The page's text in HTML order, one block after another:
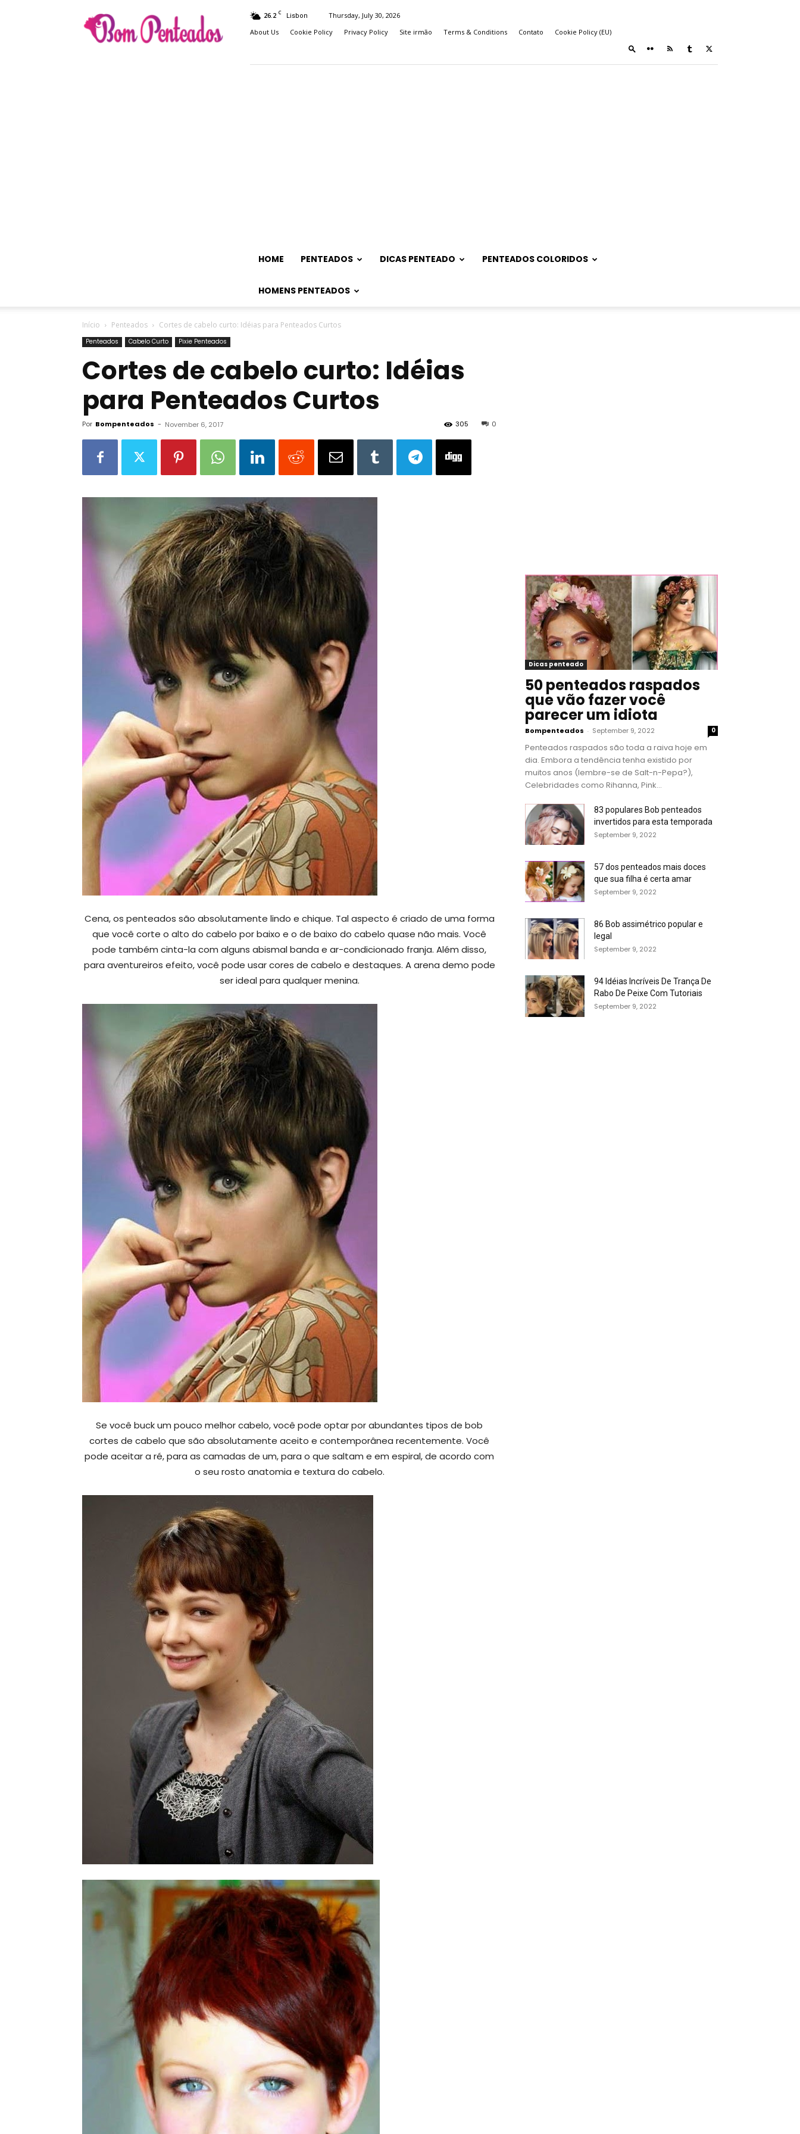
Penteados
26.2 C Lisbon
Thursday, July 30, 2026
About Us
Cookie Policy Privacy Policy Site irmão Terms & Conditions Contato Cookie Policy (EU)
HOME PENTEADOS DICAS PENTEADO PENTEADOS COLORIDOS
HOMENS PENTEADOS
Início Penteados Cortes de cabelo curto: Idéias para Penteados Curtos
Penteados Cabelo Curto Pixie Penteados
Cortes de cabelo curto: Idéias
para Penteados Curtos
Por Bompenteados - November 6, 2017 0
305
Cena, os penteados são absolutamente lindo e chique. Tal aspecto é criado de uma forma
que você corte o alto do cabelo por baixo e o de baixo do cabelo quase não mais. Você
pode também cinta-la com alguns abismal banda e ar-condicionado franja. Além disso,
para aventureiros efeito, você pode usar cores de cabelo e destaques. A arena demo pode
ser ideal para qualquer menina.
Se você buck um pouco melhor cabelo, você pode optar por abundantes tipos de bob
cortes de cabelo que são absolutamente aceito e contemporânea recentemente. Você
pode aceitar a ré, para as camadas de um, para o que saltam e em espiral, de acordo com
o seu rosto anatomia e textura do cabelo.
Dicas penteado
50 penteados raspados
que vão fazer você
parecer um idiota
Bompenteados - September 9, 2022 0
Penteados raspados são toda a raiva hoje em
dia. Embora a tendência tenha existido por
muitos anos (lembre-se de Salt-n-Pepa?),
Celebridades como Rihanna, Pink...
83 populares Bob penteados
invertidos para esta temporada
September 9, 2022
57 dos penteados mais doces
que sua filha é certa amar
September 9, 2022
86 Bob assimétrico popular e
legal
September 9, 2022
94 Idéias Incríveis De Trança De
Rabo De Peixe Com Tutoriais
September 9, 2022